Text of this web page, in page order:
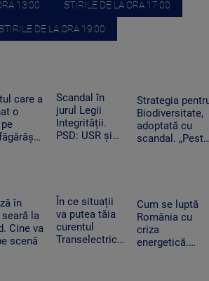
13:00 STIRILE DE LA ORA 17:00
DE LA ORA 19:00
care a
o
Scandal în
jurul Legii
Integrității.
PSD: USR și
Strategia
Biodiversitate,
adoptată cu
scandal. „Peste
în
la
Cine va
scenă
În ce situații
va putea tăia
curentul
Transelectrica.
Cum se luptă
România cu
criza
energetică.